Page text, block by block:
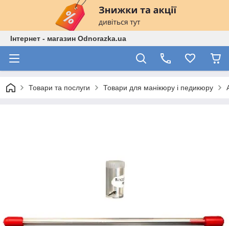
Інтернет - магазин Odnorazka.ua
Товари та послуги Товари для манікюру і педикюру